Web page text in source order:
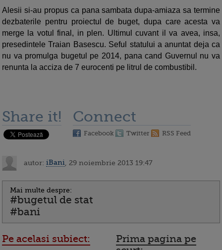
Alesii si-au propus ca pana sambata dupa-amiaza sa termine
dezbaterile pentru proiectul de buget, dupa care acesta va
merge la votul final, in plen. Ultimul cuvant il va avea, insa,
presedintele Traian Basescu. Seful statului a anuntat deja ca
nu va promulga bugetul pe 2014, pana cand Guvernul nu va
renunta la acciza de 7 eurocenti pe litrul de combustibil.
Share it! Connect
Facebook Twitter RSS Feed
autor: iBani , 29 noiembrie 2013 19:47
Mai multe despre:
#bugetul de stat
#bani
Pe acelasi subiect:
Prima pagina pe